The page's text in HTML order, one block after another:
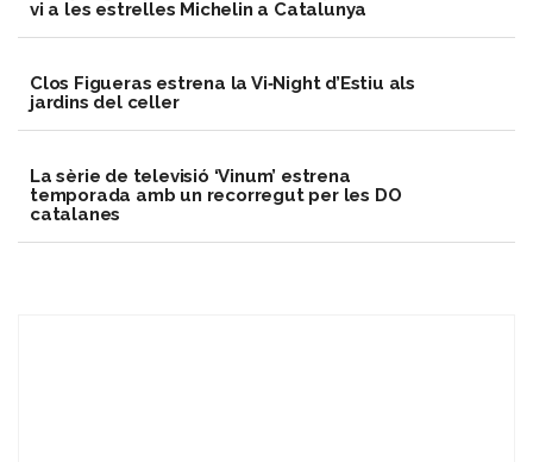
vi a les estrelles Michelin a Catalunya
Clos Figueras estrena la Vi‑Night d’Estiu als
jardins del celler
La sèrie de televisió ‘Vinum’ estrena
temporada amb un recorregut per les DO
catalanes